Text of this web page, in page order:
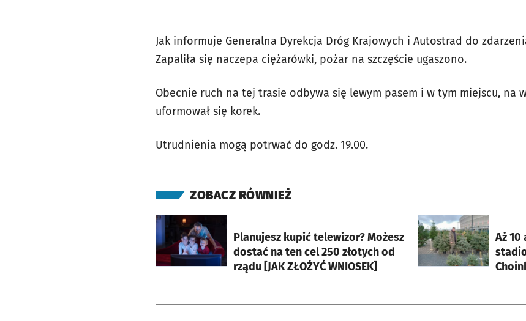
Jak informuje Generalna Dyrekcja Dróg Krajowych i Autostrad do
Zapaliła się naczepa ciężarówki, pożar na szczęście ugaszono.
Obecnie ruch na tej trasie odbywa się lewym pasem i w tym miejscu, na
uformował się korek.
Utrudnienia mogą potrwać do godz. 19.00.
ZOBACZ RÓWNIEŻ
Planujesz kupić telewizor? Możesz
dostać na ten cel 250 złotych od
rządu [JAK ZŁOŻYĆ WNIOSEK]
otworzy się w nowej karcie
Aż 10
otworzy się w nowej